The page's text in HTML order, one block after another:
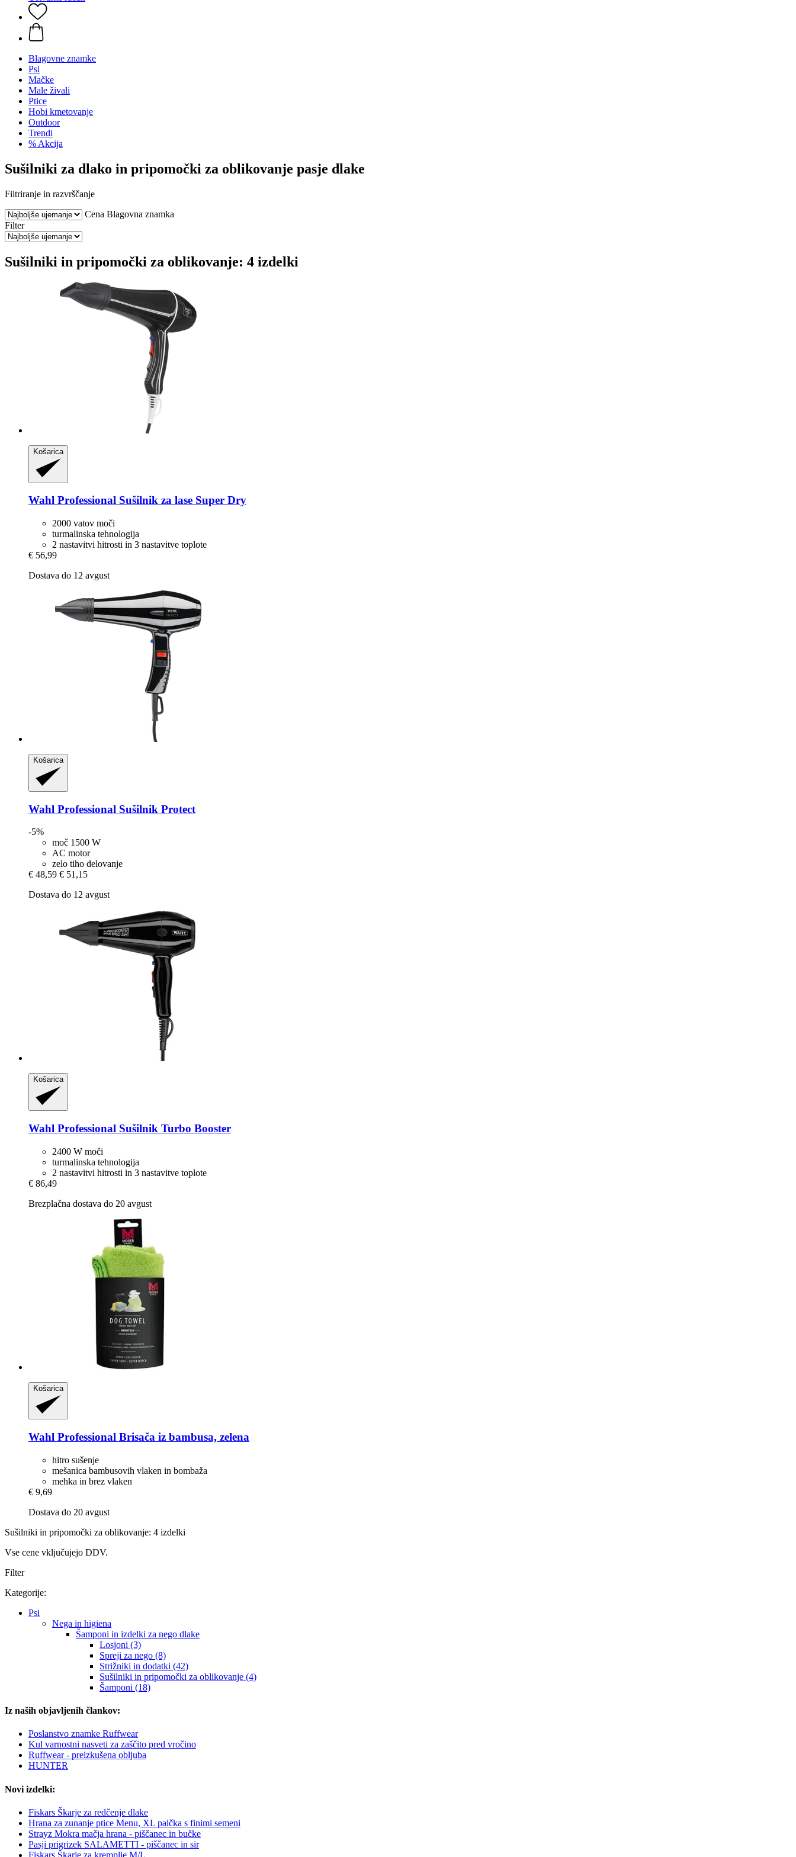
Blagovne znamke
Psi
Mačke
Male živali
Ptice
Hobi kmetovanje
Outdoor
Trendi
% Akcija
Sušilniki za dlako in pripomočki za oblikovanje pasje dlake
Filtriranje in razvrščanje
Cena Blagovna znamka
Filter
Sušilniki in pripomočki za oblikovanje: 4 izdelki
Košarica
Wahl Professional Sušilnik za lase Super Dry
2000 vatov moči
turmalinska tehnologija
2 nastavitvi hitrosti in 3 nastavitve toplote
€ 56,99
Dostava do 12 avgust
Košarica
Wahl Professional Sušilnik Protect
-5%
moč 1500 W
AC motor
zelo tiho delovanje
€ 48,59 € 51,15
Dostava do 12 avgust
Košarica
Wahl Professional Sušilnik Turbo Booster
2400 W moči
turmalinska tehnologija
2 nastavitvi hitrosti in 3 nastavitve toplote
€ 86,49
Brezplačna dostava do 20 avgust
Košarica
Wahl Professional Brisača iz bambusa, zelena
hitro sušenje
mešanica bambusovih vlaken in bombaža
mehka in brez vlaken
€ 9,69
Dostava do 20 avgust
Sušilniki in pripomočki za oblikovanje: 4 izdelki
Vse cene vključujejo DDV.
Filter
Kategorije:
Psi
Nega in higiena
Šamponi in izdelki za nego dlake
Losjoni (3)
Spreji za nego (8)
Strižniki in dodatki (42)
Sušilniki in pripomočki za oblikovanje (4)
Šamponi (18)
Iz naših objavljenih člankov:
Poslanstvo znamke Ruffwear
Kul varnostni nasveti za zaščito pred vročino
Ruffwear - preizkušena obljuba
HUNTER
Novi izdelki:
Fiskars Škarje za redčenje dlake
Hrana za zunanje ptice Menu, XL palčka s finimi semeni
Strayz Mokra mačja hrana - piščanec in bučke
Pasji prigrizek SALAMETTI - piščanec in sir
Fiskars Škarje za kremplje M/L